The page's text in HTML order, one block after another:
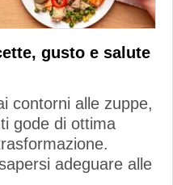
gusto e salute
contorni alle zuppe,
gode di ottima
adeguare alle